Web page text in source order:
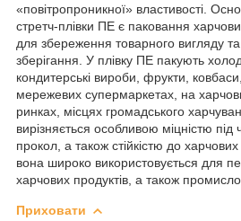
«повітропроникної» властивості.
стретч-плівки ПЕ є паковання
для збереження товарного вигляду
зберігання. У плівку ПЕ пакують
кондитерські вироби, фрукти,
мережевих супермаркетах, на
ринках, місцях громадського
вирізняється особливою міцністю під
прокол, а також стійкістю до
вона широко використовується для
харчових продуктів, а також
Приховати